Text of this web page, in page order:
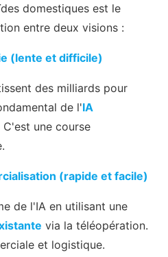
domestiques est le
entre deux visions :
(lente et difficile)
des milliards pour
de l'IA
C'est une course
(rapide et facile)
de l'IA en utilisant une
via la téléopération.
et logistique.